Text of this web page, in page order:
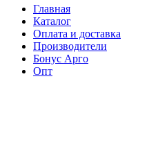
Главная
Каталог
Оплата и доставка
Производители
Бонус Арго
Опт